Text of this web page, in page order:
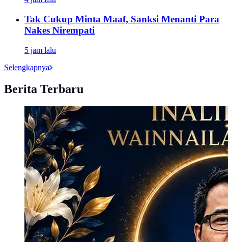
Tak Cukup Minta Maaf, Sanksi Menanti Para
Nakes Nirempati
5 jam lalu
Selengkapnya
Berita Terbaru